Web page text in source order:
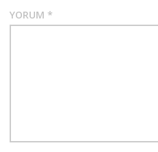
YORUM *